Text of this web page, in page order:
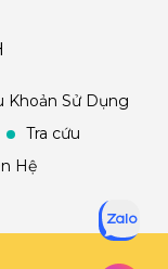
Khoản Sử Dụng
Tra cứu
Hệ